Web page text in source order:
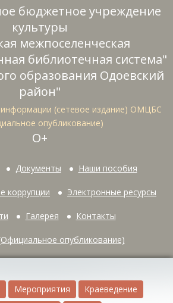
бюджетное учреждение
культуры
межпоселенческая
библиотечная система"
образования Одоевский
район"
(сетевое издание) ОМЦБС
опубликование)
О+
Документы Наши пособия
коррупции Электронные ресурсы
Галерея Контакты
опубликование)
Мероприятия
Краеведение